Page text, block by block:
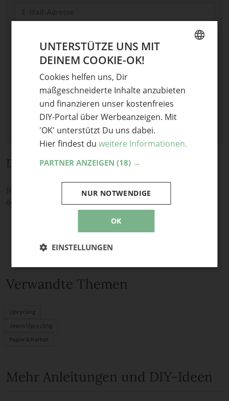
Bild anhängen
Maximale Dateigröße: 8 MB.
Bild.
Diskussion
Noch keine Kommentare — sei die Erste oder der Erste und teile
Verwandte Themen
Upcycling
Jeans Upcycling
Papier & Karton
Mehr Anleitungen und DIY-Ideen
UNTERSTÜTZE UNS MIT
DEINEM COOKIE-OK!
Cookies helfen uns, Dir
maßgeschneiderte Inhalte anzubieten
und finanzieren unser kostenfreies
DIY-Portal über Werbeanzeigen. Mit
'OK' unterstützt Du uns dabei.
Hier findest du weitere Informationen.
PARTNER ANZEIGEN (18) →
OK
NUR NOTWENDIGE
EINSTELLUNGEN